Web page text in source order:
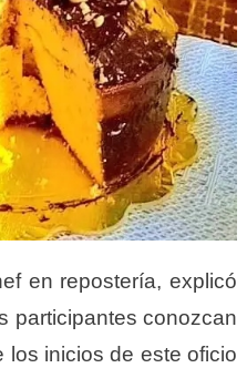
en repostería, explicó
participantes conozcan
los inicios de este oficio